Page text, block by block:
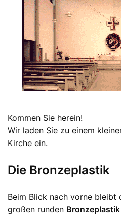
Kommen Sie herein!
Wir laden Sie zu einem
Kirche ein.
Die Bronzeplastik
Beim Blick nach vorne bleibt
großen runden Bronzeplastik